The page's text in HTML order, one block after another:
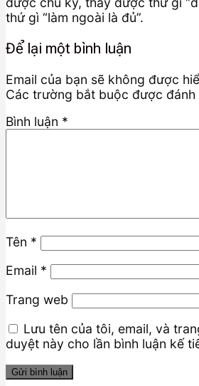
thứ gì “làm ngoài là đủ”.
Để lại một bình luận
Email của bạn sẽ không được
Các trường bắt buộc được đánh
Bình luận *
Tên *
Email *
Trang web
Lưu tên của tôi, email, và
duyệt này cho lần bình luận kế